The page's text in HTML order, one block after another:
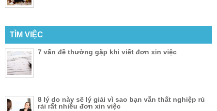
TÌM VIỆC
7 vấn đề thường gặp khi viết đơn xin việc
8 lý do này sẽ lý giải vì sao bạn vẫn thất nghiệp rủ
rải rất nhiều đơn xin việc